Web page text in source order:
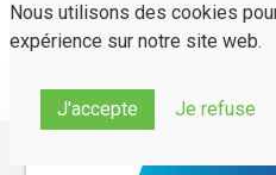
Nous utilisons des cookies
expérience sur notre site web.
J'accepte Je refuse